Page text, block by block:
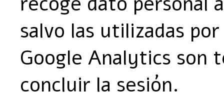
salvo las utilizadas
Google Analytics son
concluir la sesión.